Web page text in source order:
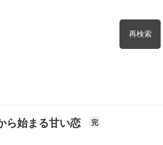
再検索
を含む
ら始まる甘い恋 完